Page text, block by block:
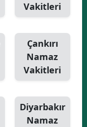
Vakitleri
Çankırı
Namaz
Vakitleri
Diyarbakır
Namaz